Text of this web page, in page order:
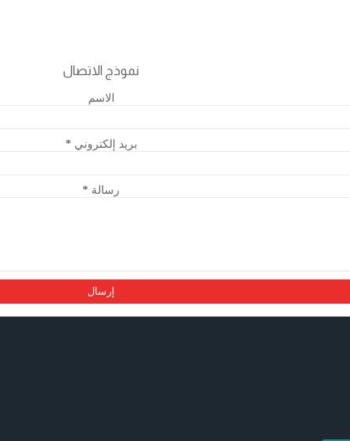
نموذج الاتصال
الاسم
بريد إلكتروني*
رسالة *